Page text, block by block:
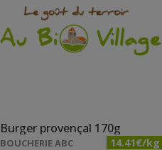
Burger provençal 170g
BOUCHERIE ABC 14.41€/kg